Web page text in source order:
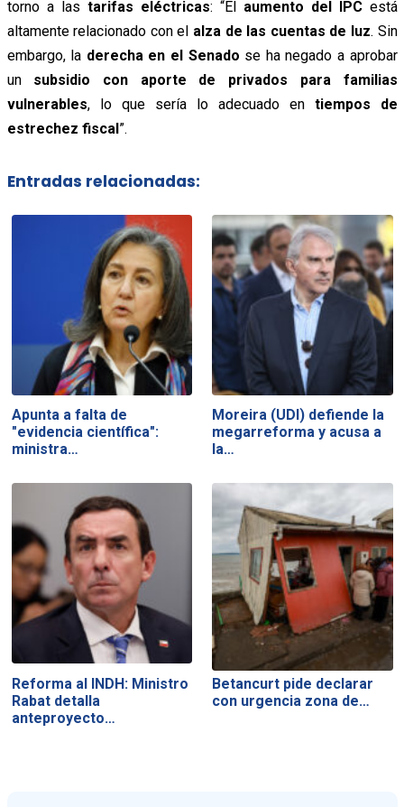
torno a las tarifas eléctricas: “El aumento del IPCestá
altamente relacionado con el alza de las cuentas de luz. Sin
embargo, la derecha en el Senado se ha negado a aprobar
un subsidio con aporte de privados para familias
vulnerables, lo que sería lo adecuado en tiempos de
estrechez fiscal ”.
Entradas relacionadas:
Apunta a falta de
"evidencia científica":
ministra…
Moreira (UDI) defiende la
megarreforma y acusa a
la…
Reforma al INDH: Ministro
Rabat detalla
anteproyecto…
Betancurt pide declarar
con urgencia zona de…